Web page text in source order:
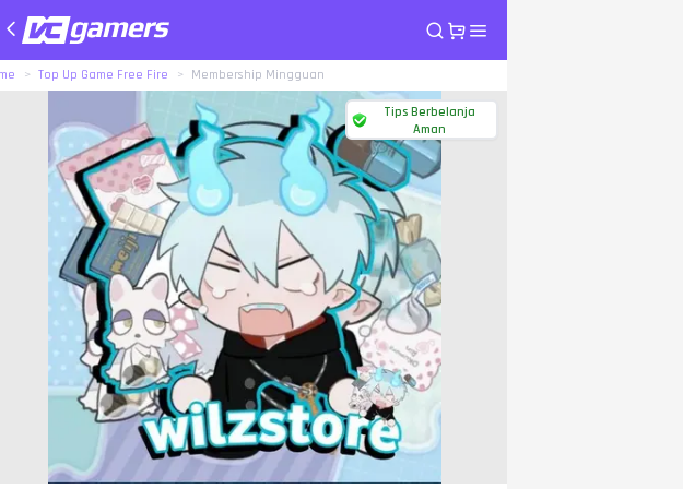
Top Up Game Free Fire Membership Mingguan
Tips Berbelanja
Aman